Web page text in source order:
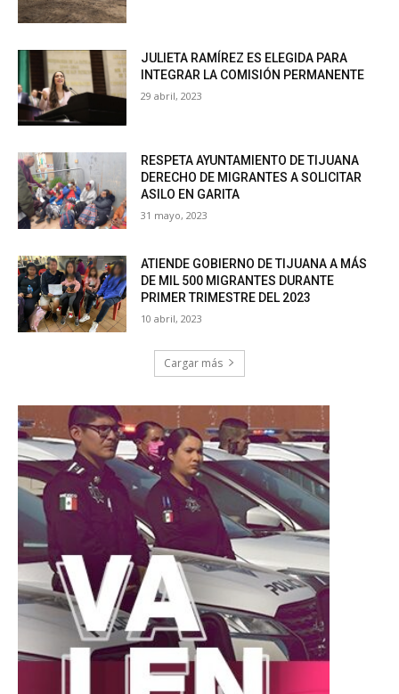
JULIETA RAMÍREZ ES ELEGIDA PARA
INTEGRAR LA COMISIÓN PERMANENTE
29 abril, 2023
RESPETA AYUNTAMIENTO DE TIJUANA
DERECHO DE MIGRANTES A SOLICITAR
ASILO EN GARITA
31 mayo, 2023
ATIENDE GOBIERNO DE TIJUANA A MÁS
DE MIL 500 MIGRANTES DURANTE
PRIMER TRIMESTRE DEL 2023
10 abril, 2023
Cargar más